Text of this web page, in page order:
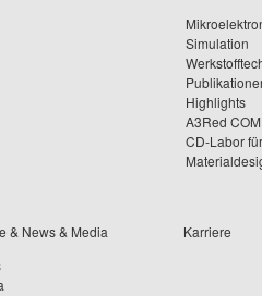
Simulation
Highlights
A3Red
CD-Labor
& News & Media
Karriere